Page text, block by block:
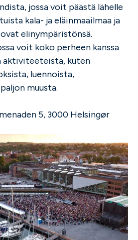
jossa voit päästä lähelle
kala- ja eläinmaailmaa ja
elinympäristönsä.
voit koko perheen kanssa
aktiviteeteista, kuten
luennoista,
muusta.
5, 3000 Helsingør